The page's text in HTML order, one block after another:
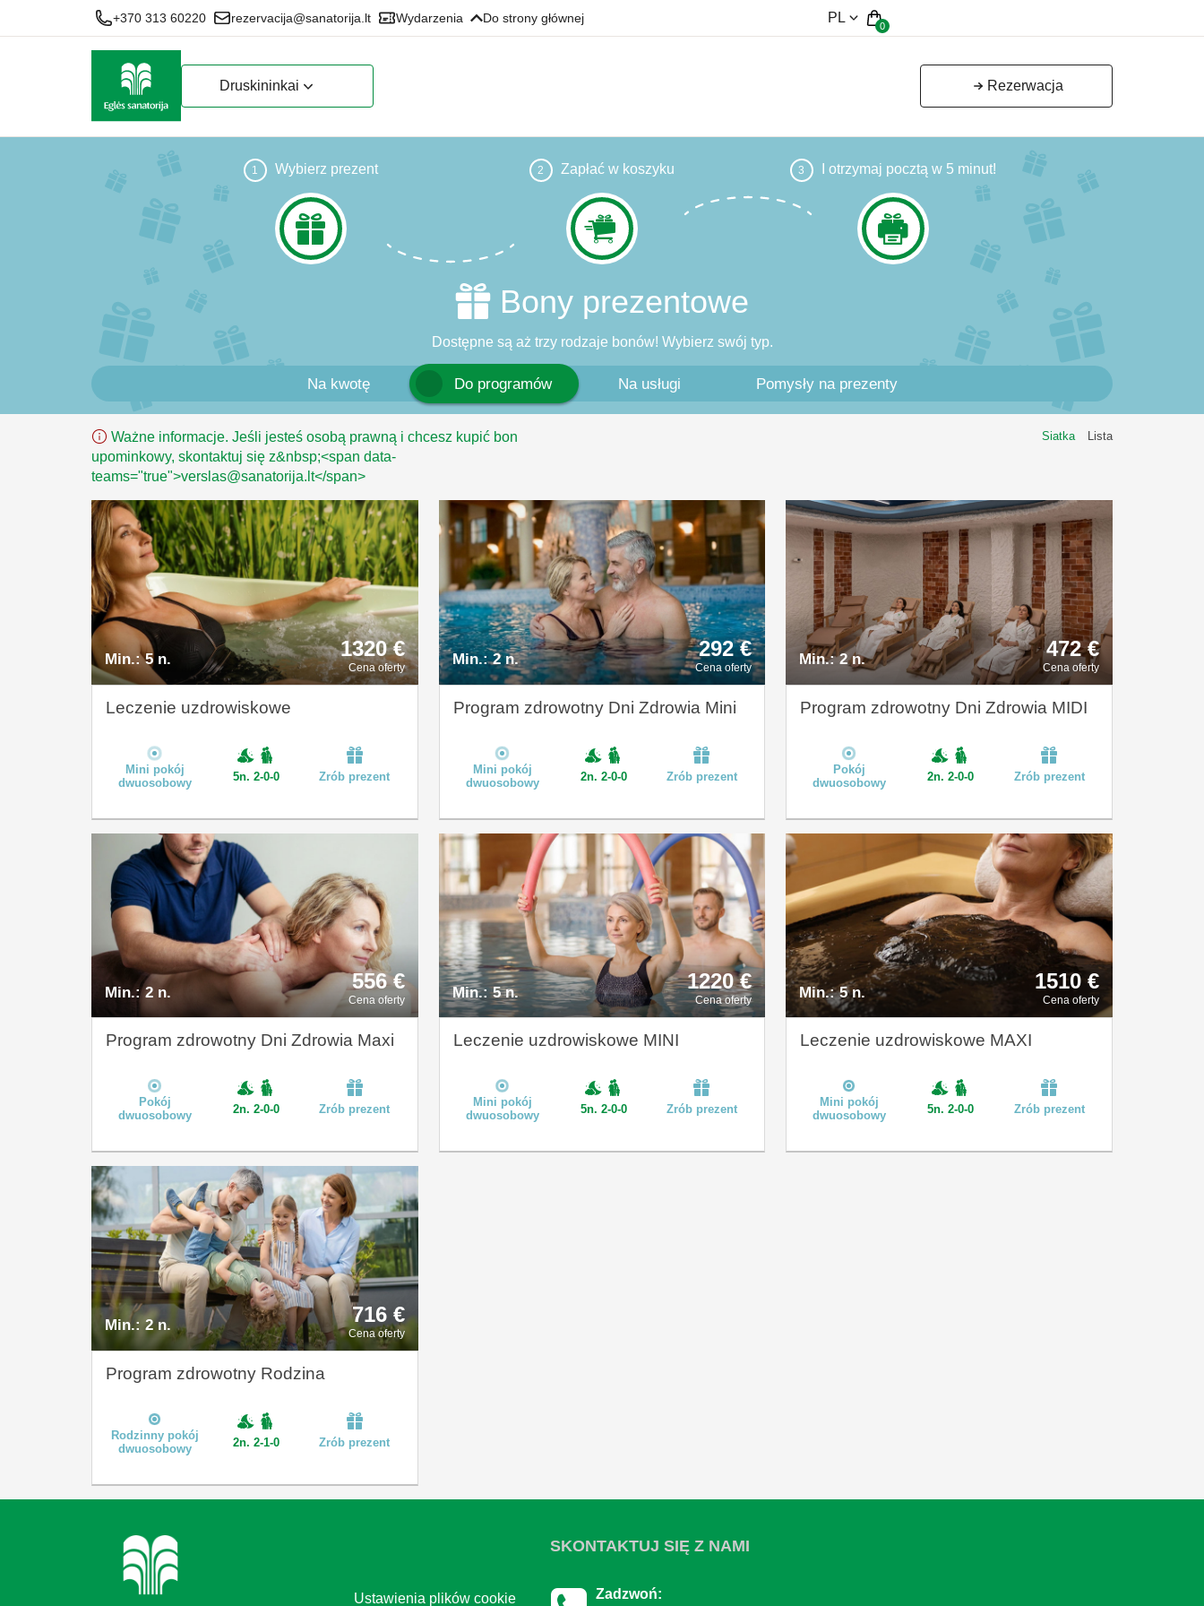
+370 313 60220 rezervacija@sanatorija.lt Wydarzenia Do strony głównej PL
0
Druskininkai Rezerwacja
1 Wybierz prezent 2 Zapłać w koszyku 3 I otrzymaj pocztą w 5 minut!
Bony prezentowe
Dostępne są aż trzy rodzaje bonów! Wybierz swój typ.
Na kwotę Do programów Na usługi Pomysły na prezenty
Ważne informacje. Jeśli jesteś osobą prawną i chcesz kupić bon
upominkowy, skontaktuj się z&nbsp;<span data-
teams="true">verslas@sanatorija.lt</span>
Siatka Lista
Min.: 5 n. 1320 €
Cena oferty
Leczenie uzdrowiskowe
Zrób prezent
Mini pokój
dwuosobowy
5n. 2-0-0
Min.: 2 n. 292 €
Cena oferty
Program zdrowotny Dni Zdrowia Mini
Zrób prezent
Mini pokój
dwuosobowy
2n. 2-0-0
Min.: 2 n. 472 €
Cena oferty
Program zdrowotny Dni Zdrowia MIDI
Zrób prezent
Pokój
dwuosobowy
2n. 2-0-0
Min.: 2 n. 556 €
Cena oferty
Program zdrowotny Dni Zdrowia Maxi
Zrób prezent
Pokój
dwuosobowy
2n. 2-0-0
Min.: 5 n. 1220 €
Cena oferty
Leczenie uzdrowiskowe MINI
Zrób prezent
Mini pokój
dwuosobowy
5n. 2-0-0
Min.: 5 n. 1510 €
Cena oferty
Leczenie uzdrowiskowe MAXI
Zrób prezent
Mini pokój
dwuosobowy
5n. 2-0-0
Min.: 2 n. 716 €
Cena oferty
Program zdrowotny Rodzina
Zrób prezent
Rodzinny pokój
dwuosobowy
2n. 2-1-0
Ustawienia plików cookie
SKONTAKTUJ SIĘ Z NAMI
Zadzwoń: